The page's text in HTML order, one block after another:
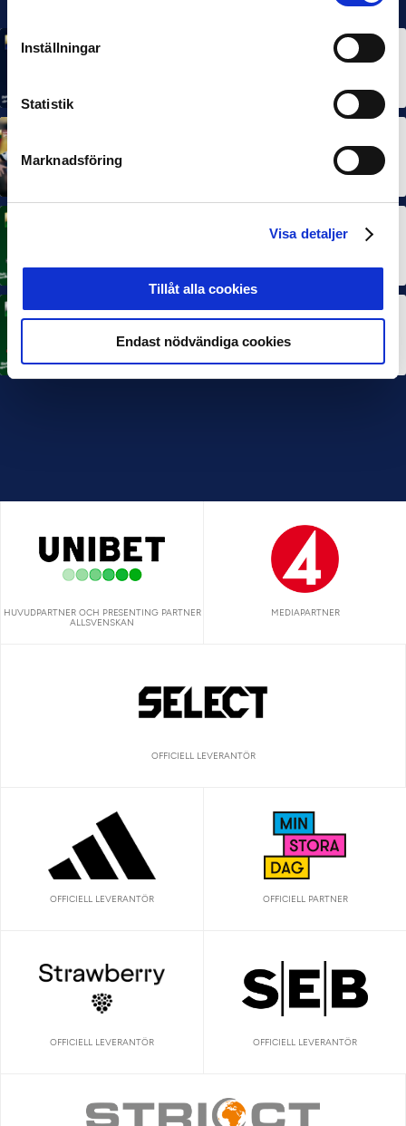
Inställningar
Statistik
Marknadsföring
Visa detaljer
Tillåt alla cookies
Endast nödvändiga cookies
Rösta på Månadens Spelare & Tränare i juli
Dubbla Landskrona-priser när juni summeras
10 JUL 2026
MÅNADENS TRÄNARE
Rösta på Månadens Tränare i juni
3 JUL 2026
HUVUDPARTNER OCH PRESENTING PARTNER
ALLSVENSKAN
MEDIAPARTNER
OFFICIELL LEVERANTÖR
OFFICIELL LEVERANTÖR OFFICIELL PARTNER
OFFICIELL LEVERANTÖR OFFICIELL LEVERANTÖR